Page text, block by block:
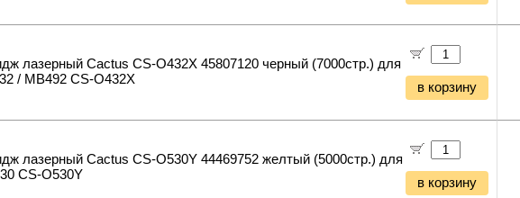
лазерный Cactus CS-O432X 45807120 черный (7000стр.) для
/ MB492 CS-O432X
в корзину
лазерный Cactus CS-O530Y 44469752 желтый (5000стр.) для
CS-O530Y
в корзину